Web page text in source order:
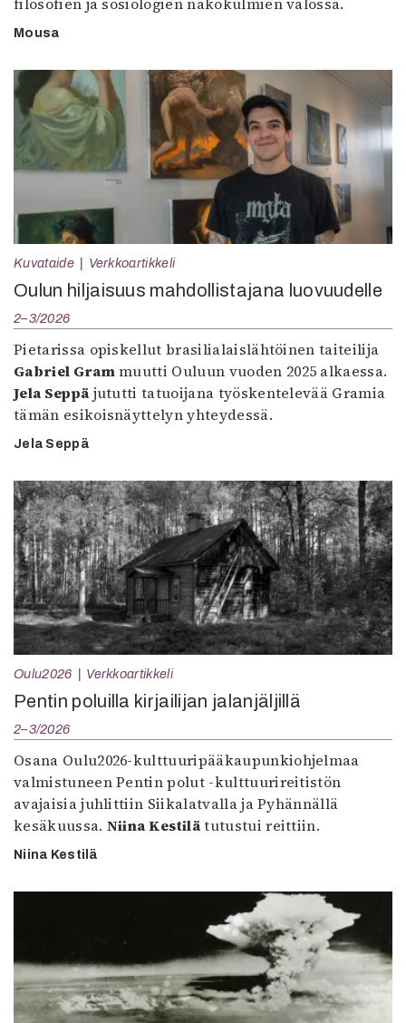
Mousa
Kuvataide Verkkoartikkeli
Oulun hiljaisuus mahdollistajana luovuudelle
2–3/2026
Pietarissa opiskellut brasilialaislähtöinen taiteilija
Gabriel Grammuutti Ouluun vuoden 2025 alkaessa.
Jela Seppä jututti tatuoijana työskentelevää Gramia
tämän esikoisnäyttelyn yhteydessä.
Jela Seppä
Oulu2026 Verkkoartikkeli
Pentin poluilla kirjailijan jalanjäljillä
2–3/2026
Osana Oulu2026-kulttuuripääkaupunkiohjelmaa
valmistuneen Pentin polut -kulttuurireitistön
avajaisia juhlittiin Siikalatvalla ja Pyhännällä
kesäkuussa. Niina Kestilätutustui reittiin.
Niina Kestilä